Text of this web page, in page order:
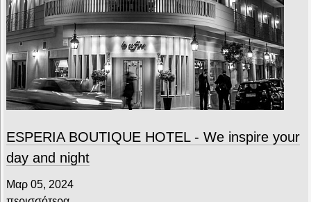
ESPERIA BOUTIQUE HOTEL - We inspire your
day and night
Μαρ 05, 2024